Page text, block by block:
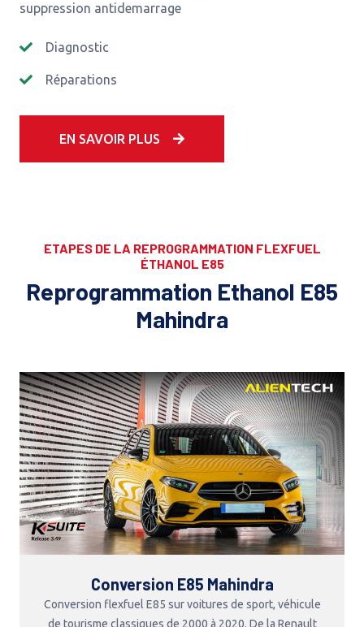
suppression antidemarrage
Diagnostic
Réparations
EN SAVOIR PLUS
ETAPES DE LA REPROGRAMMATION FLEXFUEL
ÉTHANOL E85
Reprogrammation Ethanol E85
Mahindra
Conversion E85 Mahindra
Conversion flexfuel E85 sur voitures de sport, véhicule
de tourisme classiques de 2000 à 2020. De la Renault